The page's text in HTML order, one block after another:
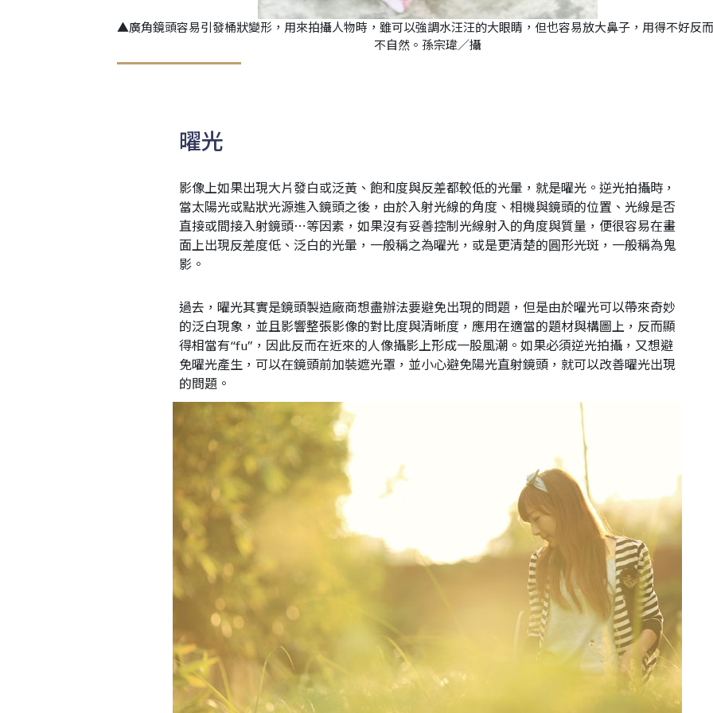
▲廣角鏡頭容易引發桶狀變形，用來拍攝人物時，雖可以強調水汪汪的大眼睛，但也容易放大鼻子，用得不好反
不自然。孫宗瑋／攝
曜光
影像上如果出現大片發白或泛黃、飽和度與反差都較低的光暈，就是曜光。逆光拍攝時，
當太陽光或點狀光源進入鏡頭之後，由於入射光線的角度、相機與鏡頭的位置、光線是否
直接或間接入射鏡頭⋯等因素，如果沒有妥善控制光線射入的角度與質量，便很容易在畫
面上出現反差度低、泛白的光暈，一般稱之為曜光，或是更清楚的圓形光斑，一般稱為鬼
影。
過去，曜光其實是鏡頭製造廠商想盡辦法要避免出現的問題，但是由於曜光可以帶來奇妙
的泛白現象，並且影響整張影像的對比度與清晰度，應用在適當的題材與構圖上，反而顯
得相當有“fu”，因此反而在近來的人像攝影上形成一股風潮。如果必須逆光拍攝，又想避
免曜光產生，可以在鏡頭前加裝遮光罩，並小心避免陽光直射鏡頭，就可以改善曜光出現
的問題。